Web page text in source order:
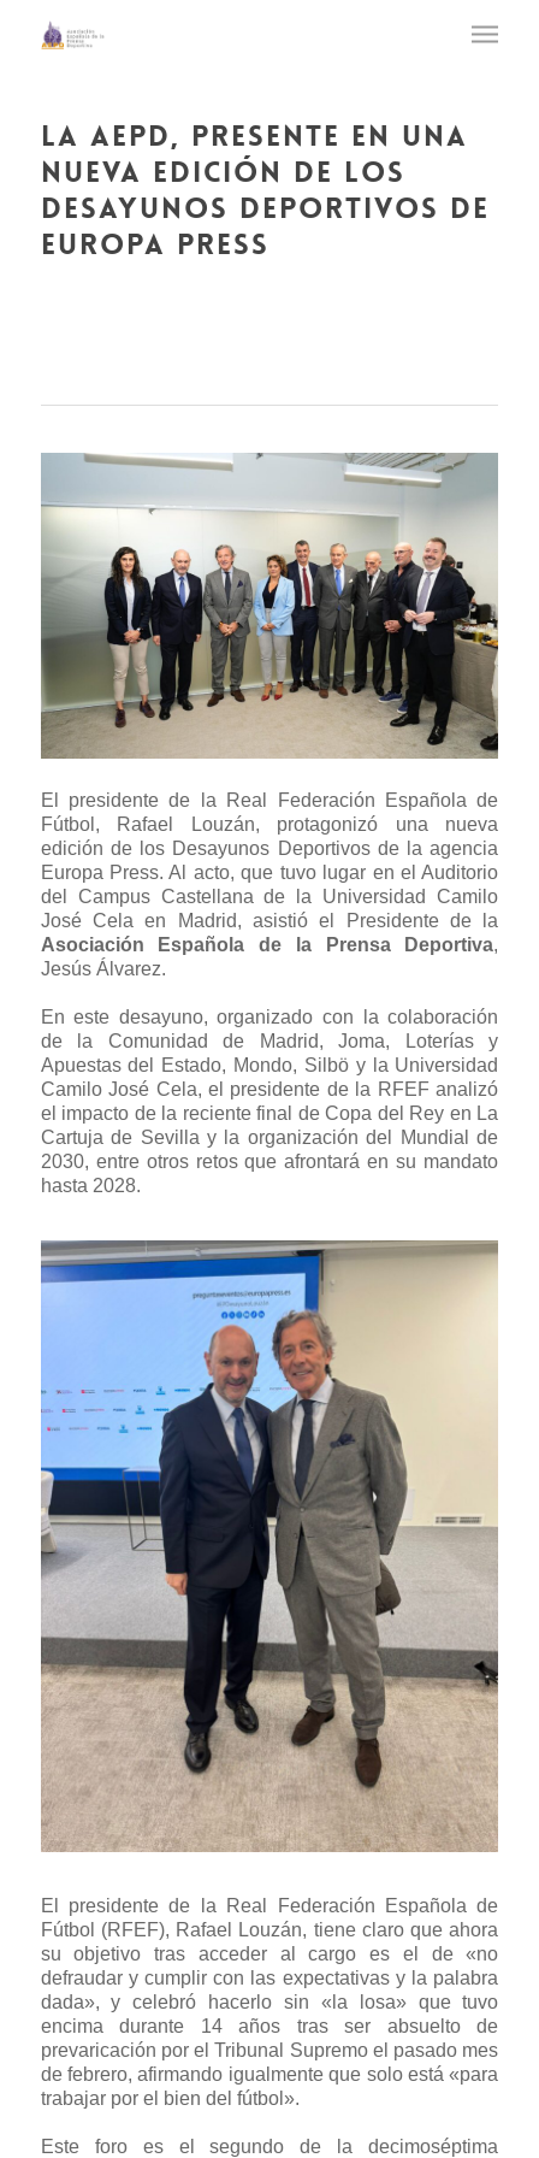
la aepd, presente en una
nueva edición de los
desayunos deportivos de
europa press
El presidente de la Real Federación Española de
Fútbol, Rafael Louzán, protagonizó una nueva
edición de los Desayunos Deportivos de la agencia
Europa Press. Al acto, que tuvo lugar en el Auditorio
del Campus Castellana de la Universidad Camilo
José Cela en Madrid, asistió el Presidente de la
Asociación Española de la Prensa Deportiva,
Jesús Álvarez.
En este desayuno, organizado con la colaboración
de la Comunidad de Madrid, Joma, Loterías y
Apuestas del Estado, Mondo, Silbö y la Universidad
Camilo José Cela, el presidente de la RFEF analizó
el impacto de la reciente final de Copa del Rey en La
Cartuja de Sevilla y la organización del Mundial de
2030, entre otros retos que afrontará en su mandato
hasta 2028.
El presidente de la Real Federación Española de
Fútbol (RFEF), Rafael Louzán, tiene claro que ahora
su objetivo tras acceder al cargo es el de «no
defraudar y cumplir con las expectativas y la palabra
dada», y celebró hacerlo sin «la losa» que tuvo
encima durante 14 años tras ser absuelto de
prevaricación por el Tribunal Supremo el pasado mes
de febrero, afirmando igualmente que solo está «para
trabajar por el bien del fútbol».
Este foro es el segundo de la decimoséptima